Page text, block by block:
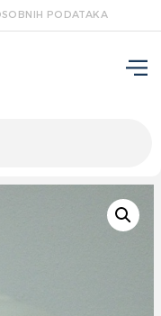
PODATAKA